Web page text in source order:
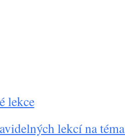
lekce
lekcí na